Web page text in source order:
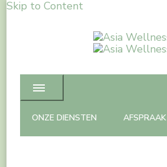
Skip to Content
Asia
Spa Massage &
ONZE DIENSTEN AFSPRAAK